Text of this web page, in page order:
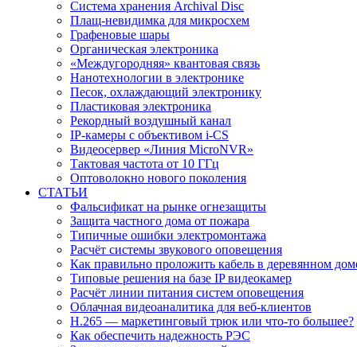
Система хранения Archival Disc
Плащ-невидимка для микросхем
Графеновые шары
Органическая электроника
«Междугородняя» квантовая связь
Нанотехнологии в электронике
Песок, охлаждающий электронику
Пластиковая электроника
Рекордный воздушный канал
IP-камеры с объективом i-CS
Видеосервер «Линия MicroNVR»
Тактовая частота от 10 ГГц
Оптоволокно нового поколения
СТАТЬИ
Фальсификат на рынке огнезащиты
Защита частного дома от пожара
Типичные ошибки электромонтажа
Расчёт системы звукового оповещения
Как правильно проложить кабель в деревянном
Типовые решения на базе IP видеокамер
Расчёт линии питания систем оповещения
Облачная видеоаналитика для веб-клиентов
H.265 — маркетинговый трюк или что-то большее?
Как обеспечить надежность РЭС